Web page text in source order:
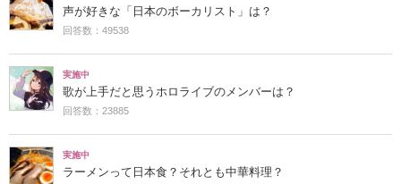
声が好きな「日本のボーカリスト」は？
回答数：49538
実施中
歌が上手だと思うホロライブのメンバーは？
回答数：23885
実施中
ラーメンって日本食？それとも中華料理？